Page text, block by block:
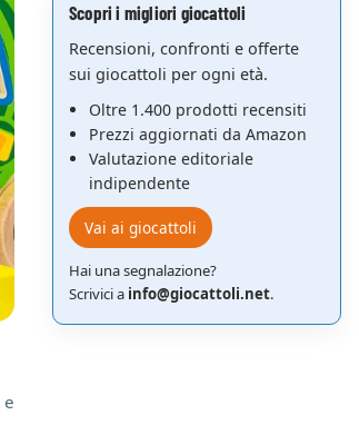
e
Scopri i migliori giocattoli
Recensioni, confronti e offerte
sui giocattoli per ogni età.
Oltre 1.400 prodotti recensiti
Prezzi aggiornati da Amazon
Valutazione editoriale
indipendente
Vai ai giocattoli
Hai una segnalazione?
Scrivici a info@giocattoli.net.